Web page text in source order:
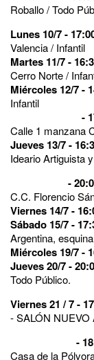
Roballo / Todo
Lunes 10/7 -
Valencia / Infantil
Martes 11/7 -
Cerro Norte /
Miércoles 12/7 -
Infantil
-
Calle 1 manzana
Jueves 13/7 -
Ideario Artiguista
-
C.C. Florencio
Viernes 14/7 -
Sábado 15/7 -
Argentina,
Miércoles 19/7 -
Jueves 20/7 -
Todo Público.
Viernes 21 / 7 -
- SALÓN NUEVO
-
Casa de la